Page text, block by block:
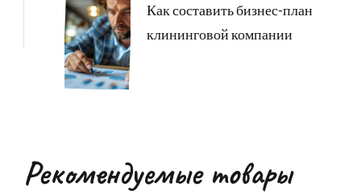
Как составить бизнес-план
клининговой компании
Рекомендуемые товары